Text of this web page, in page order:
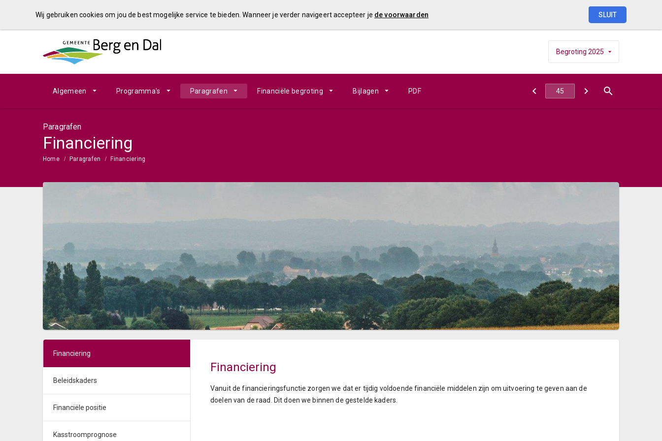
Wij gebruiken cookies om jou de best mogelijke service te bieden. Wanneer je verder navigeert accepteer je de voorwaarden SLUIT
Begroting 2025
Algemeen Programma's Paragrafen Financiële begroting Bijlagen PDF
Paragrafen
Financiering
Home Paragrafen Financiering
Financiering
Beleidskaders
Financiële positie
Kasstroomprognose
Financiering
Vanuit de financieringsfunctie zorgen we dat er tijdig voldoende financiële middelen zijn om uitvoering te geven aan de
doelen van de raad. Dit doen we binnen de gestelde kaders.